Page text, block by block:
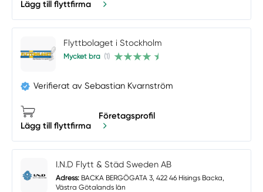
Lägg till flyttfirma
Flyttbolaget i Stockholm
Mycket bra (1)
Verifierat av Sebastian Kvarnström
Lägg till flyttfirma
Företagsprofil
I.N.D Flytt & Städ Sweden AB
Adress:BACKA BERGÖGATA 3, 422 46 Hisings Backa,
Västra Götalands län